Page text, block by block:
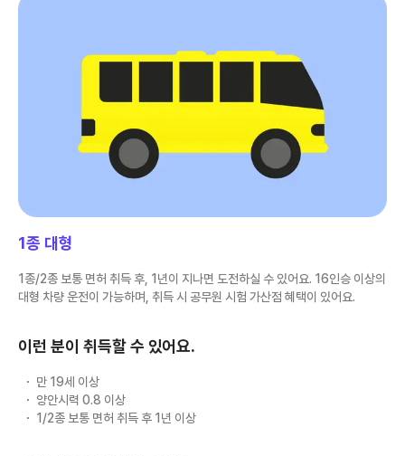
1종 대형
1종/2종 보통 면허 취득 후, 1년이 지나면 도전하실 수 있어요. 16인승 이상의
대형 차량 운전이 가능하며, 취득 시 공무원 시험 가산점 혜택이 있어요.
이런 분이 취득할 수 있어요.
만 19세 이상
양안시력 0.8 이상
1/2종 보통 면허 취득 후 1년 이상